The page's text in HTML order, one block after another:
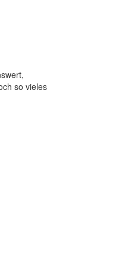
so vieles